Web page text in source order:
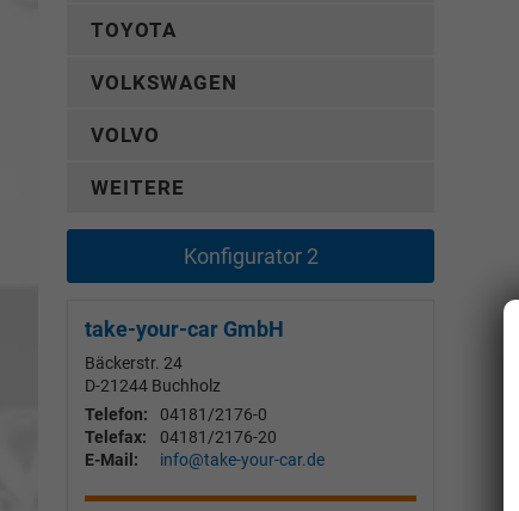
TOYOTA
VOLKSWAGEN
VOLVO
WEITERE
Konfigurator 2
take-your-car GmbH
Bäckerstr. 24
D-21244 Buchholz
Telefon:
04181/2176-0
Telefax:
04181/2176-20
E-Mail:
info@take-your-car.de